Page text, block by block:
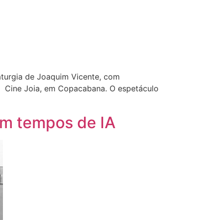
de Joaquim Vicente, com
Joia, em Copacabana. O espetáculo
tempos de IA